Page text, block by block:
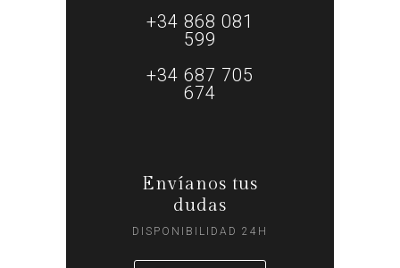
+34 868 081
599
+34 687 705
674
Envíanos tus
dudas
DISPONIBILIDAD 24H